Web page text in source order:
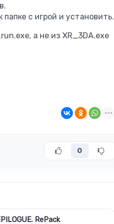
с игрой и установить.
а не из XR_3DA.exe
0
RePack